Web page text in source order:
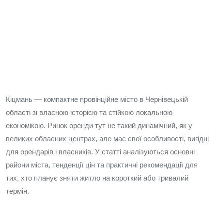
Кіцмань — компактне провінційне місто в Чернівецькій
області зі власною історією та стійкою локальною
економікою. Ринок оренди тут не такий динамічний, як у
великих обласних центрах, але має свої особливості, вигідні
для орендарів і власників. У статті аналізуються основні
райони міста, тенденції цін та практичні рекомендації для
тих, хто планує зняти житло на короткий або тривалий
термін.